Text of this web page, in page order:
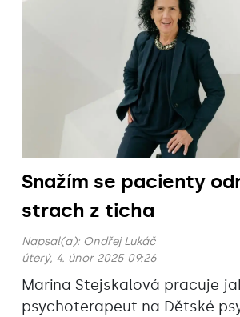
Snažím se pacienty
strach z ticha
Napsal(a): Ondřej Lukáč
úterý, 4. únor 2025 09:26
Marina Stejskalová pracuje
psychoterapeut na Dětské